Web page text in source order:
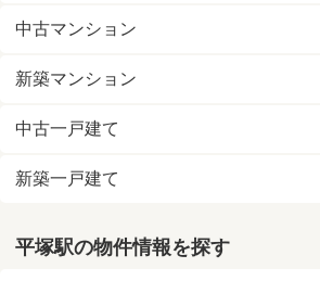
中古マンション
新築マンション
中古一戸建て
新築一戸建て
平塚駅の物件情報を探す